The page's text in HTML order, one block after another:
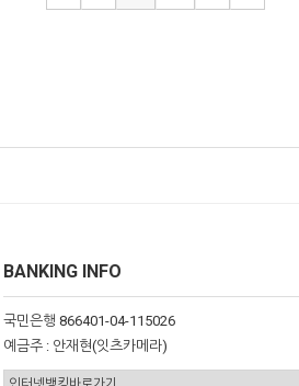
BANKING INFO
국민은행 866401-04-115026
예금주 : 안재현(잇츠카메라)